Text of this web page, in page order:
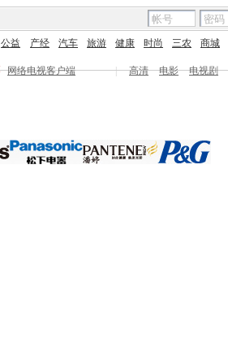
公益 产经 汽车 旅游 健康 时尚 三农 商城
网络电视客户端 | 高清 电影 电视剧